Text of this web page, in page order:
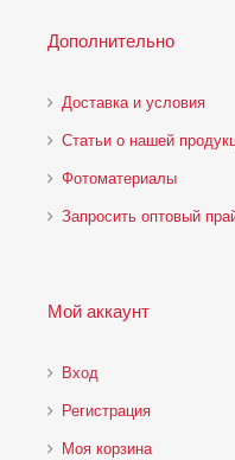
Дополнительно
Доставка и условия
Статьи о нашей
Фотоматериалы
Запросить оптовый
Мой аккаунт
Вход
Регистрация
Моя корзина